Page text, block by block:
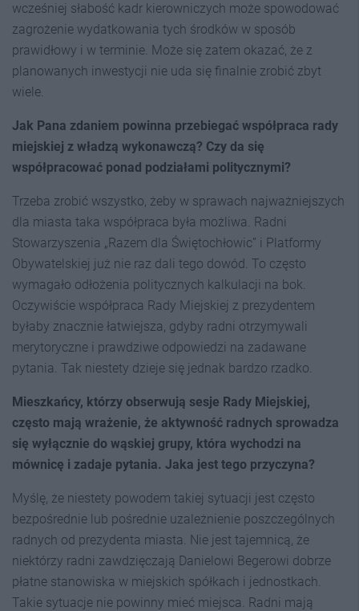
wcześniej słabość kadr kierowniczych może spowodować
zagrożenie wydatkowania tych środków w sposób
prawidłowy i w terminie. Może się zatem okazać, że z
planowanych inwestycji nie uda się finalnie zrobić zbyt
wiele.
Jak Pana zdaniem powinna przebiegać współpraca rady
miejskiej z władzą wykonawczą? Czy da się
współpracować ponad podziałami politycznymi?
Trzeba zrobić wszystko, żeby w sprawach najważniejszych
dla miasta taka współpraca była możliwa. Radni
Stowarzyszenia „Razem dla Świętochłowic” i Platformy
Obywatelskiej już nie raz dali tego dowód. To często
wymagało odłożenia politycznych kalkulacji na bok.
Oczywiście współpraca Rady Miejskiej z prezydentem
byłaby znacznie łatwiejsza, gdyby radni otrzymywali
merytoryczne i prawdziwe odpowiedzi na zadawane
pytania. Tak niestety dzieje się jednak bardzo rzadko.
Mieszkańcy, którzy obserwują sesje Rady Miejskiej,
często mają wrażenie, że aktywność radnych sprowadza
się wyłącznie do wąskiej grupy, która wychodzi na
mównicę i zadaje pytania. Jaka jest tego przyczyna?
Myślę, że niestety powodem takiej sytuacji jest często
bezpośrednie lub pośrednie uzależnienie poszczególnych
radnych od prezydenta miasta. Nie jest tajemnicą, że
niektórzy radni zawdzięczają Danielowi Begerowi dobrze
płatne stanowiska w miejskich spółkach i jednostkach.
Takie sytuacje nie powinny mieć miejsca. Radni mają